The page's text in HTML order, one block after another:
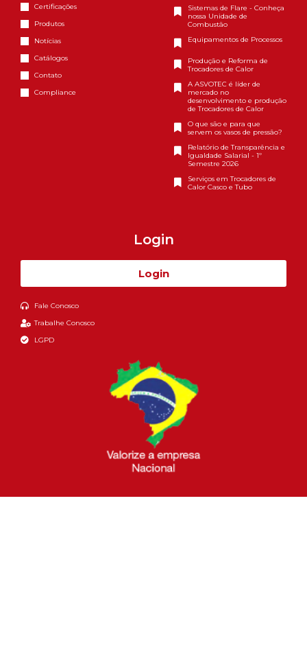
Certificações
Produtos
Notícias
Catálogos
Contato
Compliance
Sistemas de Flare - Conheça
nossa Unidade de
Combustão
Equipamentos de Processos
Produção e Reforma de
Trocadores de Calor
A ASVOTEC é líder de
mercado no
desenvolvimento e produção
de Trocadores de Calor
O que são e para que
servem os vasos de pressão?
Relatório de Transparência e
Igualdade Salarial - 1º
Semestre 2026
Serviços em Trocadores de
Calor Casco e Tubo
Login
Login
Fale Conosco
Trabalhe Conosco
LGPD